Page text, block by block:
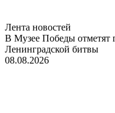
Лента новостей
В Музее Победы отметят
Ленинградской битвы
08.08.2026